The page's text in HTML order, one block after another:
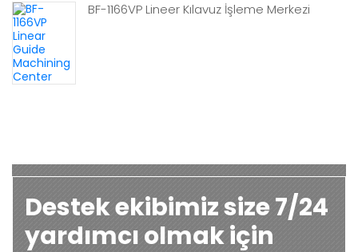
BF-1166VP Lineer Kılavuz İşleme Merkezi
Destek ekibimiz size 7/24
yardımcı olmak için